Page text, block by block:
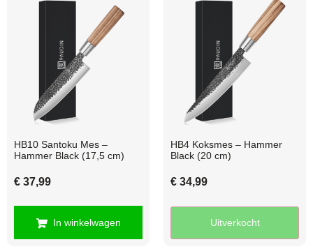
HB10 Santoku Mes –
Hammer Black (17,5 cm)
€ 37,99
In winkelwagen
HB4 Koksmes – Hammer
Black (20 cm)
€ 34,99
Uitverkocht